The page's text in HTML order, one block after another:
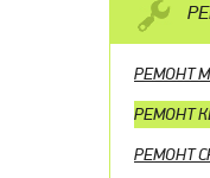
РЕМОНТ
РЕМОНТ
РЕМОНТ